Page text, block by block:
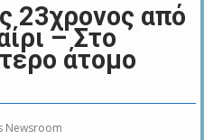
23χρονος από
– Στο
άτομο
Newsroom